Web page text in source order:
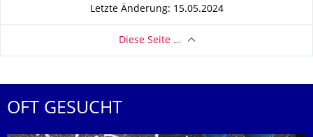
Letzte Änderung: 15.05.2024
Diese Seite …
OFT GESUCHT